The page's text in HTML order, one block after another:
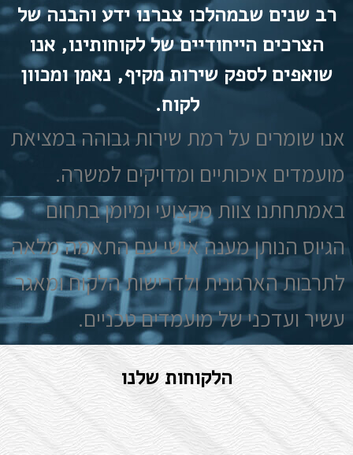
רב שנים שבמהלכו צברנו ידע והבנה של
הצרכים הייחודיים של לקוחותינו, אנו
שואפים לספק שירות מקיף, נאמן ומכוון
לקוח.
אנו שומרים על רמת שירות גבוהה במציאת
מועמדים איכותיים ומדויקים למשרה.
באמתחתנו צוות מקצועי ומיומן בתחום
הגיוס הנותן מענה אישי עם התאמה מלאה
לתרבות הארגונית ולדרישות הלקוח ומאגר
עשיר ועדכני של מועמדים טכניים.
הלקוחות שלנו